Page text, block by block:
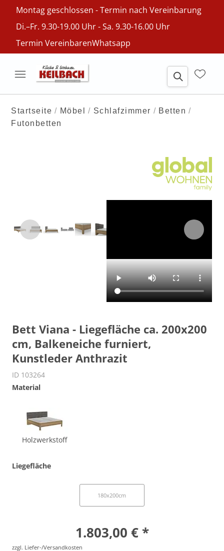
Montag geschlossen - Termin nach Vereinbarung
Di.–Fr. 9.30-19.00 Uhr - Sa. 9.30-16.00 Uhr
Termin VereinbarenWhatsapp
Startseite Möbel Schlafzimmer
Betten
Futonbetten
Bett Viana - Liegefläche ca. 200x200
cm, Balkeneiche furniert,
Kunstleder Anthrazit
ID 103264
Material
Holzwerkstoff
Liegefläche
180x200cm
1.803,00 € *
zzgl. Liefer-/Versandkosten